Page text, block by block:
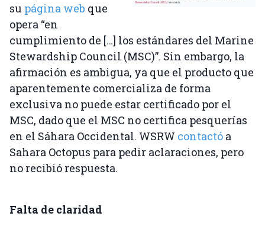
su página web que
opera “en
cumplimiento de […] los estándares del Marine
Stewardship Council (MSC)”. Sin embargo, la
afirmación es ambigua, ya que el producto que
aparentemente comercializa de forma
exclusiva no puede estar certificado por el
MSC, dado que el MSC no certifica pesquerías
en el Sáhara Occidental. WSRW contactó a
Sahara Octopus para pedir aclaraciones, pero
no recibió respuesta.
Falta de claridad